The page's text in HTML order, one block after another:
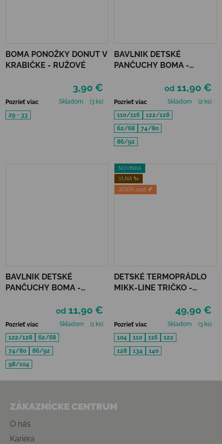
BOMA PONOŽKY DONUT V
KRABIČKE - RUŽOVÉ
3,90 €
Pozrieť viac Skladom
(3 ks)
29 - 33
BAVLNIK DETSKÉ
PANČUCHY BOMA -
od 11,90 €
Pozrieť viac Skladom
(2 ks)
110/116
122/128
62/68
74/80
86/92
BAVLNIK DETSKÉ
PANČUCHY BOMA -
od 11,90 €
Pozrieť viac Skladom
(1 ks)
122/128
62/68
74/80
86/92
98/104
NOVINKA
VLNA 🐑
JESEŇ 2026 🍂
DETSKÉ TERMOPRÁDLO
MIKK-LINE TRIČKO -
49,90 €
Pozrieť viac Skladom
(3 ks)
104
110 116
122
128
134 140
ZÁKAZNÍCKE CENTRUM
O nás
Kariéra